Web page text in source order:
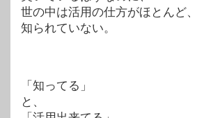
世の中は活用の仕方がほとんど、
知られていない。
「知ってる」
と、